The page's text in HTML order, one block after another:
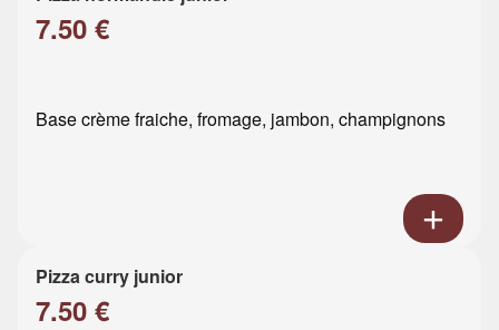
7.50 €
Base crème fraiche, fromage, jambon, champignons
Pizza curry junior
7.50 €